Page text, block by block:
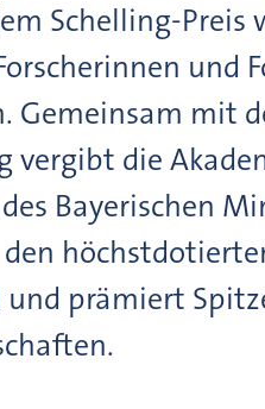
Schelling-Preis
und
Gemeinsam mit
vergibt die
Bayerischen
prämiert